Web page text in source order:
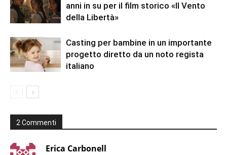
anni in su per il film storico «Il Vento
della Libertà»
Casting per bambine in un importante
progetto diretto da un noto regista
italiano
2 Commenti
Erica Carbonell